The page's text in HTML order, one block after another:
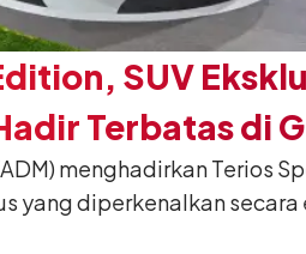
SUV
Terbatas di
menghadirkan Terios
yang diperkenalkan
International Auto Show